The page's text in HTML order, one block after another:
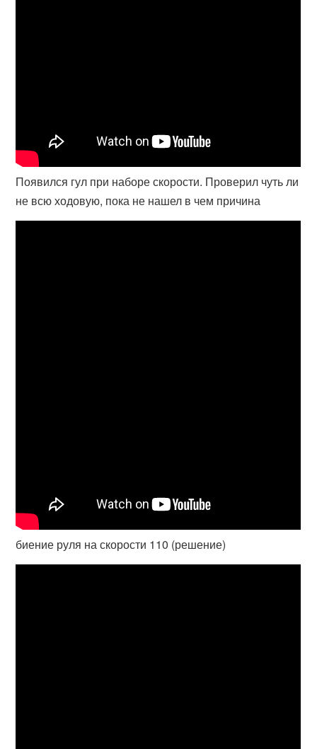
Появился гул при наборе скорости. Проверил чуть ли
не всю ходовую, пока не нашел в чем причина
биение руля на скорости 110 (решение)